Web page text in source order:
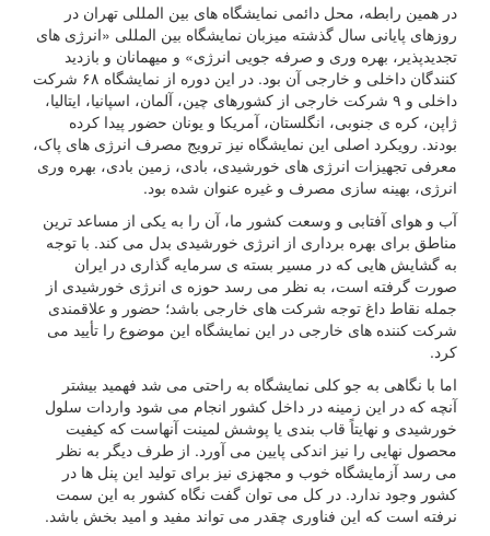
در همین رابطه، محل دائمی نمایشگاه های بین المللی تهران در
روزهای پایانی سال گذشته میزبان نمایشگاه بین المللی «انرژی‌ های
تجدیدپذیر، بهره وری و صرفه جویی انرژی» و میهمانان و بازدید
کنندگان داخلی و خارجی آن بود. در این دوره از نمایشگاه ۶۸ شرکت
داخلی و ۹ شرکت خارجی از کشورهای چین، آلمان، اسپانیا، ایتالیا،
ژاپن، کره ی جنوبی، انگلستان، آمریکا و یونان حضور پیدا کرده
بودند. رویکرد اصلی این نمایشگاه نیز ترویج مصرف انرژی های پاک،
معرفی تجهیزات انرژی های خورشیدی، بادی، زمین بادی، بهره وری
انرژی، بهینه سازی مصرف و غیره عنوان شده بود.
آب و هوای آفتابی و وسعت کشور ما، آن را به یکی از مساعد ترین
مناطق برای بهره برداری از انرژی خورشیدی بدل می کند. با توجه
به گشایش هایی که در مسیر بسته ی سرمایه گذاری در ایران
صورت گرفته است، به نظر می رسد حوزه ی انرژی خورشیدی از
جمله نقاط داغ توجه شرکت های خارجی باشد؛ حضور و علاقمندی
شرکت کننده های خارجی در این نمایشگاه این موضوع را تأیید می
کرد.
اما با نگاهی به جو کلی نمایشگاه به راحتی می شد فهمید بیشتر
آنچه که در این زمینه در داخل کشور انجام می شود واردات سلول
خورشیدی و نهایتاً قاب بندی یا پوشش لمینت آنهاست که کیفیت
محصول نهایی را نیز اندکی پایین می آورد. از طرف دیگر به نظر
می رسد آزمایشگاه خوب و مجهزی نیز برای تولید این پنل ها در
کشور وجود ندارد. در کل می توان گفت نگاه کشور به این سمت
نرفته است که این فناوری چقدر می تواند مفید و امید بخش باشد.